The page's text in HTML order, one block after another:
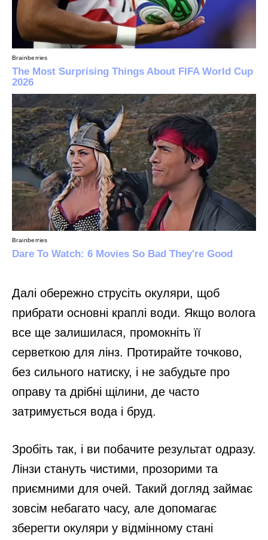
Далі обережно струсіть окуляри, щоб
прибрати основні краплі води. Якщо волога
все ще залишилася, промокніть її
серветкою для лінз. Протирайте точково,
без сильного натиску, і не забудьте про
оправу та дрібні щілини, де часто
затримується вода і бруд.
Зробіть так, і ви побачите результат одразу.
Лінзи стануть чистими, прозорими та
приємними для очей. Такий догляд займає
зовсім небагато часу, але допомагає
зберегти окуляри у відмінному стані